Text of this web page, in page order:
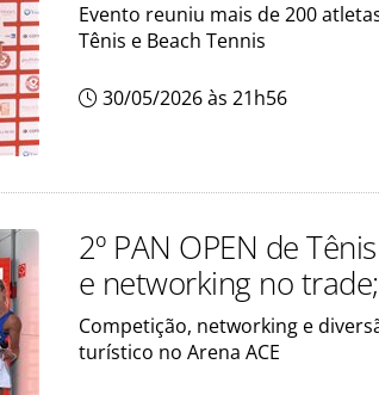
Evento reuniu mais de 200
Tênis e Beach Tennis
30/05/2026 às 21h56
2º PAN OPEN de
e networking no
Competição, networking e
turístico no Arena ACE